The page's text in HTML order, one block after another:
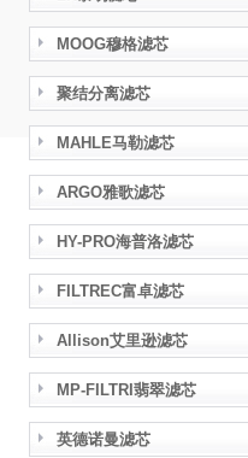
MOOG穆格滤芯
聚结分离滤芯
MAHLE马勒滤芯
ARGO雅歌滤芯
HY-PRO海普洛滤芯
FILTREC富卓滤芯
Allison艾里逊滤芯
MP-FILTRI翡翠滤芯
英德诺曼滤芯